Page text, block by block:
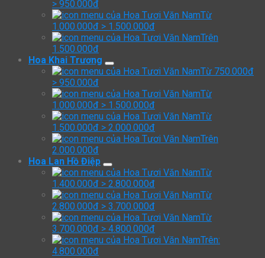
> 950.000đ
Từ
1.000.000đ > 1.500.000đ
Trên
1.500.000đ
Hoa Khai Trương
Từ 750.000đ
> 950.000đ
Từ
1.000.000đ > 1.500.000đ
Từ
1.500.000đ > 2.000.000đ
Trên
2.000.000đ
Hoa Lan Hồ Điệp
Từ
1.400.000đ > 2.800.000đ
Từ
2.800.000đ > 3.700.000đ
Từ
3.700.000đ > 4.800.000đ
Trên:
4.800.000đ